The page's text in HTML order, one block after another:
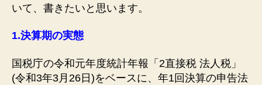
いて、書きたいと思います。
1.決算期の実態
国税庁の令和元年度統計年報「2直接税 法人税」
(令和3年3月26日)をベースに、年1回決算の申告法